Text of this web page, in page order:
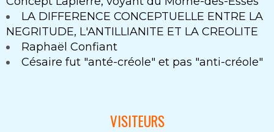
LA DIFFERENCE CONCEPTUELLE ENTRE LA
NEGRITUDE, L'ANTILLIANITE ET LA CREOLITE
Raphaël Confiant
Césaire fut "anté-créole" et pas "anti-créole"
VISITEURS